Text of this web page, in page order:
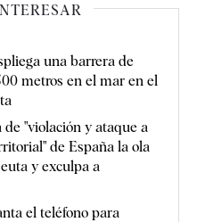
una barrera de
metros en el mar en el
de "violación y ataque a
de España la ola
y exculpa a
el teléfono para